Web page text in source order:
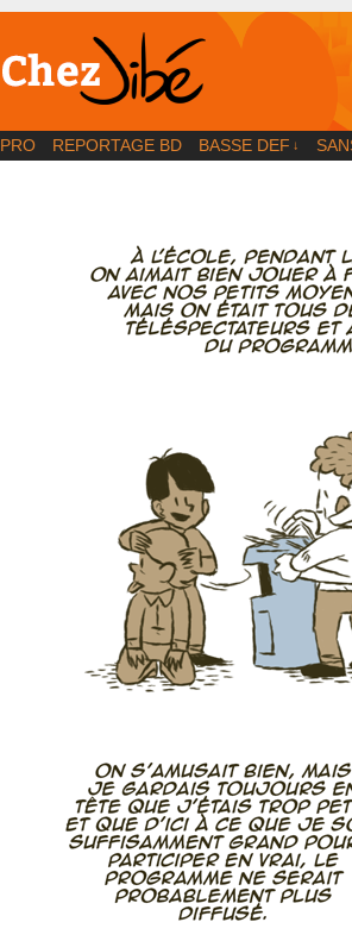
BD | Illustration | Blog
PRO REPORTAGE BD BASSE DEF ↓